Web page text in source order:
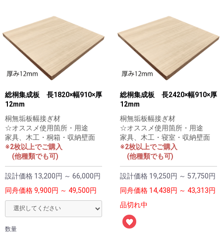
総桐集成板 長1820×幅910×厚
12mm
桐無垢板幅接ぎ材
☆オススメ使用箇所・用途
家具、木工・桐箱・収納壁面
※2枚以上でご購入
(他種類でも可)
設計価格 13,200円 ～ 66,000円
同舟価格9,900円 ～ 49,500円
数量
総桐集成板 長2420×幅910×厚
12mm
桐無垢板幅接ぎ材
☆オススメ使用箇所・用途
家具、木工・寝室・収納壁面
※2枚以上でご購入
(他種類でも可)
設計価格 19,250円 ～ 57,750円
同舟価格 14,438円 ～ 43,313円
品切れ中